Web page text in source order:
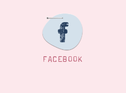
FACEBOOK